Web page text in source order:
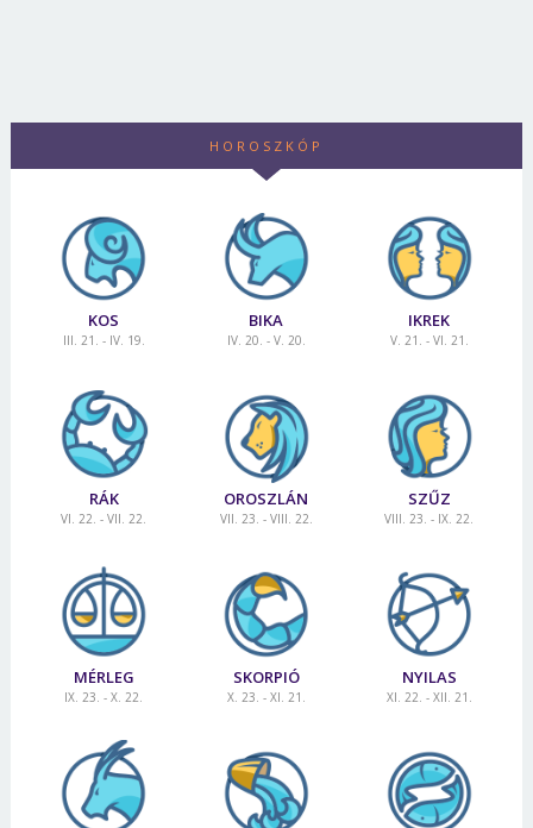
HOROSZKÓP
KOS
III. 21. - IV. 19.
BIKA
IV. 20. - V. 20.
IKREK
V. 21. - VI. 21.
RÁK
VI. 22. - VII. 22.
OROSZLÁN
VII. 23. - VIII. 22.
SZŰZ
VIII. 23. - IX. 22.
MÉRLEG
IX. 23. - X. 22.
SKORPIÓ
X. 23. - XI. 21.
NYILAS
XI. 22. - XII. 21.